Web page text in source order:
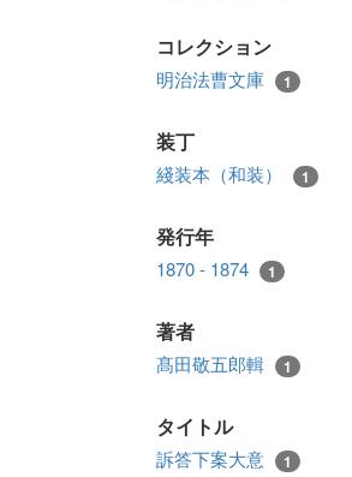
コレクション
明治法曹文庫 1
装丁
綫装本（和装） 1
発行年
1870 - 1874 1
著者
髙田敬五郎輯 1
タイトル
訴答下案大意 1